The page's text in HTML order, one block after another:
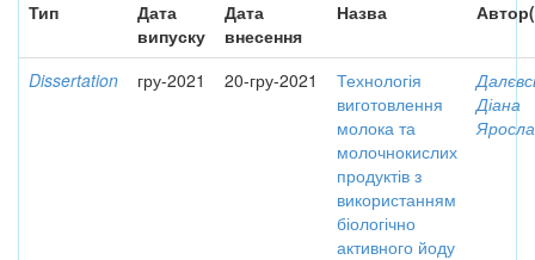
Тип
Дата
випуску
Дата
внесення
Назва
Dissertation гру-2021 20-гру-2021
Технологія
виготовлення
молока та
молочнокислих
продуктів з
використанням
біологічно
активного йоду
Діана